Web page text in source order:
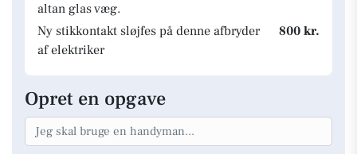
altan glas væg.
Ny stikkontakt sløjfes på denne afbryder
af elektriker
800 kr.
Opret en opgave